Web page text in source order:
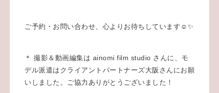
ご予約・お問い合わせ、心よりお待ちしています☺️✨
＊ 撮影＆動画編集は ainomi film studio さんに、モ
デル派遣はクライアントパートナーズ大阪さんにお願
いしました。ご協力ありがとうございました！